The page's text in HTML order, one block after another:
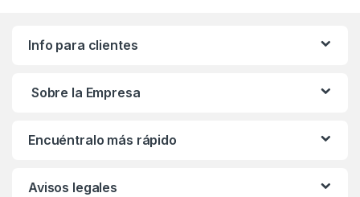
Info para clientes
Sobre la Empresa
Encuéntralo más rápido
Avisos legales